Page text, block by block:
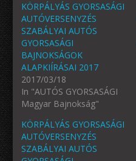
KÖRPÁLYÁS GYORSASÁGI
AUTÓVERSENYZÉS
SZABÁLYAI AUTÓS
GYORSASÁGI
BAJNOKSÁGOK
ALAPKIÍRÁSAI 2017
2017/03/18
In "AUTÓS GYORSASÁGI
Magyar Bajnokság"
KÖRPÁLYÁS GYORSASÁGI
AUTÓVERSENYZÉS
SZABÁLYAI AUTÓS